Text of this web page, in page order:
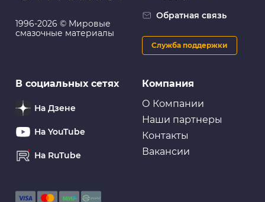
1996-2026 © Мировые
смазочные материалы
Компания
О Компании
Наши партнеры
Контакты
Вакансии
Обратная связь
Служба поддержки
В социальных сетях
На Дзене
На YouTube
На RuTube